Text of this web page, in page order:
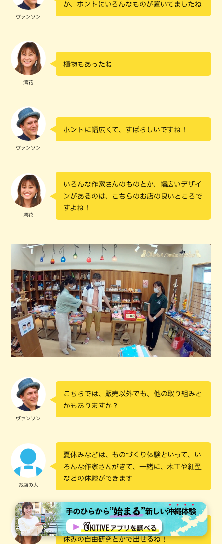
ヴァンソン
か、ホントにいろんなものが置いてましたね
澪花
植物もあったね
ヴァンソン
ホントに幅広くて、すばらしいですね！
澪花
いろんな作家さんのものとか、幅広いデザイ
ンがあるのは、こちらのお店の良いところで
すよね！
ヴァンソン
こちらでは、販売以外でも、他の取り組みと
かもありますか？
お店の人
夏休みなどは、ものづくり体験といって、い
ろんな作家さんがきて、一緒に、木工や紅型
などの体験ができます
直接、教えてもらえるのがめっちゃ良い！夏
休みの自由研究とかで出せるね！